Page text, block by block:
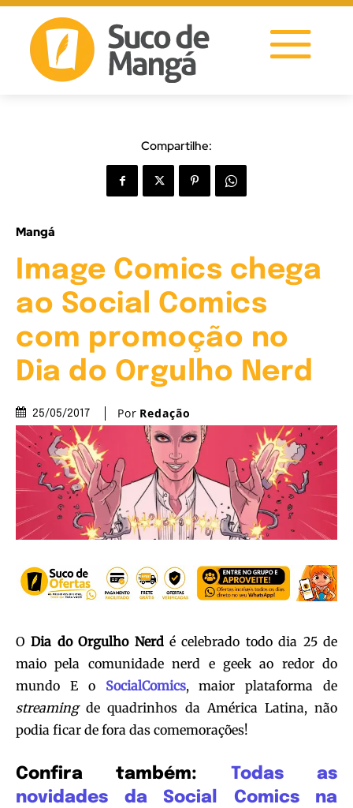
Compartilhe:
Mangá
Image Comics chega
ao Social Comics
com promoção no
Dia do Orgulho Nerd
25/05/2017 Por Redação
O Dia do Orgulho Nerdé celebrado todo dia 25 de
maio pela comunidade nerd e geek ao redor do
mundo E o SocialComics, maior plataforma de
streamingde quadrinhos da América Latina, não
podia ficar de fora das comemorações!
Confira também: Todas as
novidades da Social Comics na